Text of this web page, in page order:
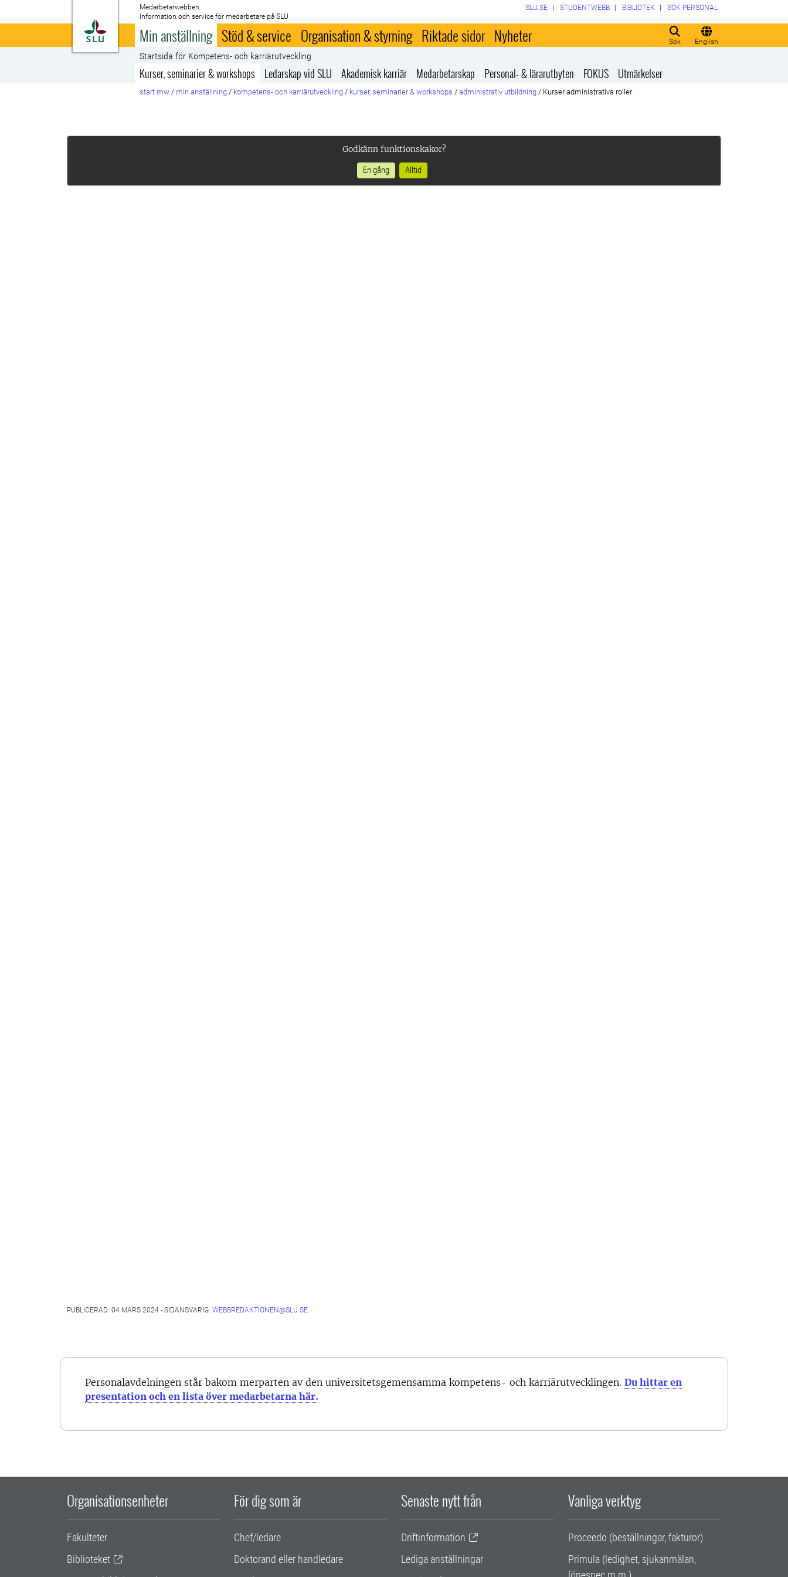
Till startsida
Medarbetarwebben
Information och service för medarbetare på SLU
Sök English
SLU.SE STUDENTWEBB BIBLIOTEK SÖK PERSONAL
Min anställning Stöd & service Organisation & styrning Riktade sidor Nyheter
Startsida för Kompetens- och karriärutveckling
Kurser, seminarier & workshops Ledarskap vid SLU Akademisk karriär Medarbetarskap Personal- & lärarutbyten FOKUS Utmärkelser
start mw / min anställning / kompetens- och karriärutveckling / kurser, seminarier & workshops / administrativ utbildning / Kurser administrativa roller
Godkänn funktionskakor?
En gång
Alltid
PUBLICERAD: 04 MARS 2024 - SIDANSVARIG: WEBBREDAKTIONEN@SLU.SE
Personalavdelningen står bakom merparten av den universitetsgemensamma kompetens- och karriärutvecklingen. Du hittar en
presentation och en lista över medarbetarna här.
Organisationsenheter
Fakulteter
Biblioteket
För dig som är
Chef/ledare
Doktorand eller handledare
Senaste nytt från
Driftinformation
Lediga anställningar
Vanliga verktyg
Proceedo (beställningar, fakturor)
Primula (ledighet, sjukanmälan,